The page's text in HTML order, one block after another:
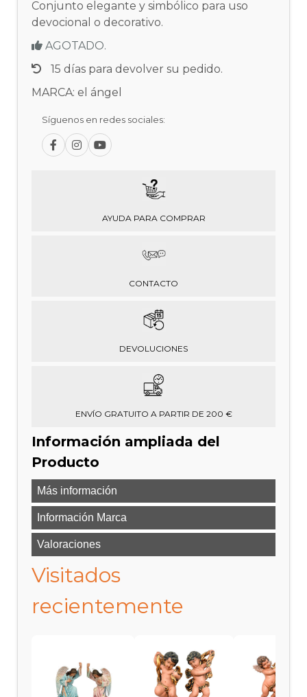
Conjunto elegante y simbólico para uso
devocional o decorativo.
AGOTADO.
15 días para devolver su pedido.
MARCA: el ángel
Síguenos en redes sociales:
AYUDA PARA COMPRAR
CONTACTO
DEVOLUCIONES
ENVÍO GRATUITO A PARTIR DE 200 €
Información ampliada del
Producto
Más información
Información Marca
Valoraciones
Visitados
recientemente